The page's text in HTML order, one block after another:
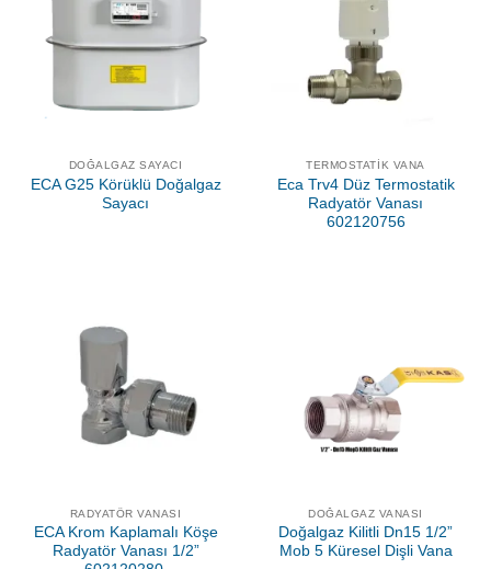
DOĞALGAZ SAYACI
ECA G25 Körüklü Doğalgaz
Sayacı
TERMOSTATIK VANA
Eca Trv4 Düz Termostatik
Radyatör Vanası
602120756
RADYATÖR VANASI
ECA Krom Kaplamalı Köşe
Radyatör Vanası 1/2”
DOĞALGAZ VANASI
Doğalgaz Kilitli Dn15 1/2”
Mob 5 Küresel Dişli Vana